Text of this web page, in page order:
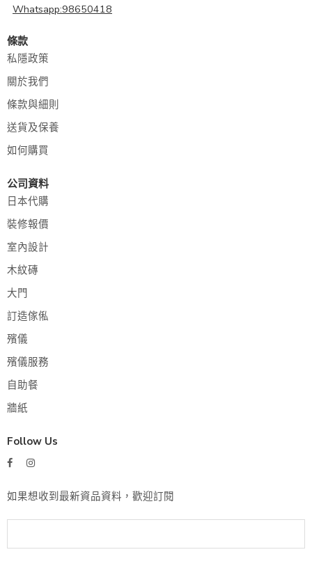
Whatsapp:98650418
條款
私隱政策
關於我們
條款與細則
送貨及保養
如何購買
公司資料
日本代購
裝修報價
室內設計
木紋磚
大門
訂造傢俬
殯儀
殯儀服務
自助餐
牆紙
Follow Us
如果想收到最新資品資料，歡迎訂閱